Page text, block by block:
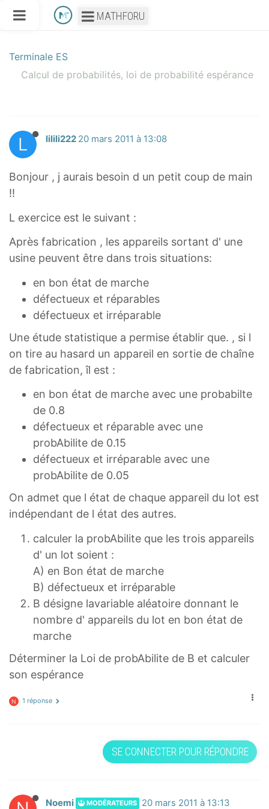
MATHFORU
Terminale ES
Calcul de probabilités, loi de probabilité espérance
L lilili222 20 mars 2011 à 13:08
Bonjour , j aurais besoin d un petit coup de main
!!
L exercice est le suivant :
Après fabrication , les appareils sortant d' une
usine peuvent être dans trois situations:
en bon état de marche
défectueux et réparables
défectueux et irréparable
Une étude statistique a permise établir que. , si l
on tire au hasard un appareil en sortie de chaîne
de fabrication, îl est :
en bon état de marche avec une probabilte
de 0.8
défectueux et réparable avec une
probAbilite de 0.15
défectueux et irréparable avec une
probAbilite de 0.05
On admet que l état de chaque appareil du lot est
indépendant de l état des autres.
calculer la probAbilite que les trois appareils
d' un lot soient :
A) en Bon état de marche
B) défectueux et irréparable
B désigne lavariable aléatoire donnant le
nombre d' appareils du lot en bon état de
marche
Déterminer la Loi de probAbilite de B et calculer
son espérance
N 1 réponse
SE CONNECTER POUR RÉPONDRE
Noemi MODÉRATEURS 20 mars 2011 à 13:13